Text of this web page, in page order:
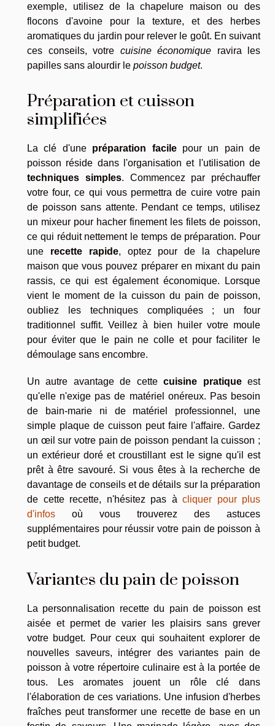
exemple, utilisez de la chapelure maison ou des
flocons d'avoine pour la texture, et des herbes
aromatiques du jardin pour relever le goût. En suivant
ces conseils, votre cuisine économique ravira les
papilles sans alourdir le poisson budget.
Préparation et cuisson
simplifiées
La clé d'une préparation facilepour un pain de
poisson réside dans l'organisation et l'utilisation de
techniques simples. Commencez par préchauffer
votre four, ce qui vous permettra de cuire votre pain
de poisson sans attente. Pendant ce temps, utilisez
un mixeur pour hacher finement les filets de poisson,
ce qui réduit nettement le temps de préparation. Pour
une recette rapide, optez pour de la chapelure
maison que vous pouvez préparer en mixant du pain
rassis, ce qui est également économique. Lorsque
vient le moment de la cuisson du pain de poisson,
oubliez les techniques compliquées ; un four
traditionnel suffit. Veillez à bien huiler votre moule
pour éviter que le pain ne colle et pour faciliter le
démoulage sans encombre.
Un autre avantage de cettecuisine pratiqueest
qu'elle n'exige pas de matériel onéreux. Pas besoin
de bain-marie ni de matériel professionnel, une
simple plaque de cuisson peut faire l'affaire. Gardez
un œil sur votre pain de poisson pendant la cuisson ;
un extérieur doré et croustillant est le signe qu'il est
prêt à être savouré. Si vous êtes à la recherche de
davantage de conseils et de détails sur la préparation
de cette recette, n'hésitez pas à cliquer pour plus
d'infos où vous trouverez des astuces
supplémentaires pour réussir votre pain de poisson à
petit budget.
Variantes du pain de poisson
La personnalisation recette du pain de poisson est
aisée et permet de varier les plaisirs sans grever
votre budget. Pour ceux qui souhaitent explorer de
nouvelles saveurs, intégrer des variantes pain de
poisson à votre répertoire culinaire est à la portée de
tous. Les aromates jouent un rôle clé dans
l'élaboration de ces variations. Une infusion d'herbes
fraîches peut transformer une recette de base en un